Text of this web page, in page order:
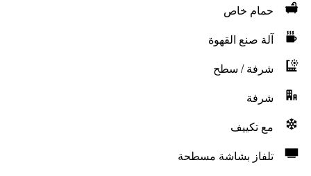
حمام خاص
آلة صنع القهوة
شرفة / سطح
شرفة
مع تكييف
تلفاز بشاشة مسطحة